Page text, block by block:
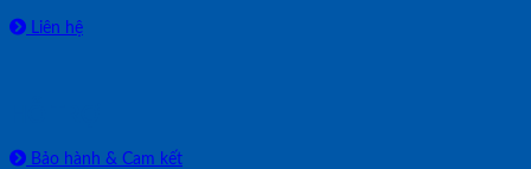
Liên hệ
Bảo hành & Cam kết